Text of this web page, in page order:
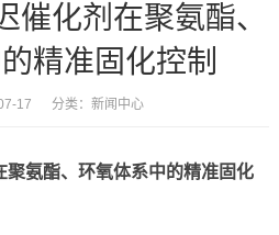
催化剂在聚氨酯、
精准固化控制
17 分类： 新闻中心
氨酯、环氧体系中的精准固化